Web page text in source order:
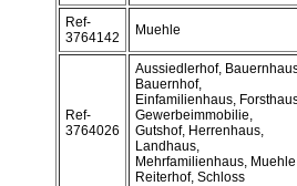
Ref-
3764142
Muehle
Ref-
3764026
Aussiedlerhof,
Bauernhof,
Einfamilienhaus,
Gewerbeimmobilie,
Gutshof, Herrenhaus,
Landhaus,
Mehrfamilienhaus,
Reiterhof, Schloss